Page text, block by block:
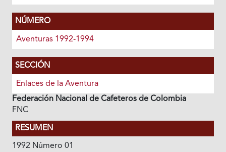
NÚMERO
Aventuras 1992-1994
SECCIÓN
Enlaces de la Aventura
Federación Nacional de Cafeteros de Colombia
FNC
RESUMEN
1992 Número 01